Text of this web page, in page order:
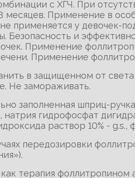
с ХГЧ. При
Применение в
применяется у девочек-
Безопасность и
Применение
Применение
в защищенном от
Не замораживать.
заполненная шприц-
натрия гидрофосфат
раствор 10% -
передозировки
как терапия